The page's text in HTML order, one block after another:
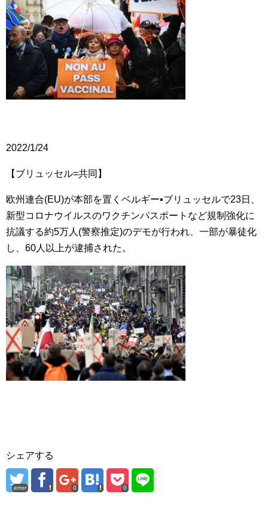
2022/1/24
【ブリュッセル=共同】
欧州連合(EU)が本部を置くベルギー▪ブリュッセルで23日、
新型コロナウイルスのワクチンパスポートなど規制強化に
抗議する約5万人(警察推定)のデモが行われ、一部が暴徒化
し、60人以上が逮捕された。
シェアする
error 0 0